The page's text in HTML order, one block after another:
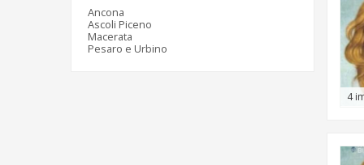
Ancona
Ascoli Piceno
Macerata
Pesaro e Urbino
4